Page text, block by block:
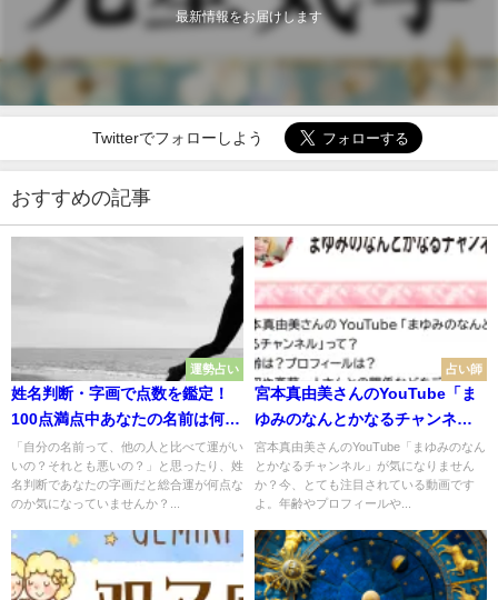
最新情報をお届けします
Twitterでフォローしよう
おすすめの記事
運勢占い
姓名判断・字画で点数を鑑定！
100点満点中あなたの名前は何
点？
「自分の名前って、他の人と比べて運がい
いの？それとも悪いの？」と思ったり、姓
名判断であなたの字画だと総合運が何点な
のか気になっていませんか？...
占い師
宮本真由美さんのYouTube「ま
ゆみのなんとかなるチャンネ
ル」って？年齢は？プロフィー
ルは？年収や斎藤一人さんとの
関係などをご紹介
宮本真由美さんのYouTube「まゆみのなん
とかなるチャンネル」が気になりません
か？今、とても注目されている動画です
よ。年齢やプロフィールや...